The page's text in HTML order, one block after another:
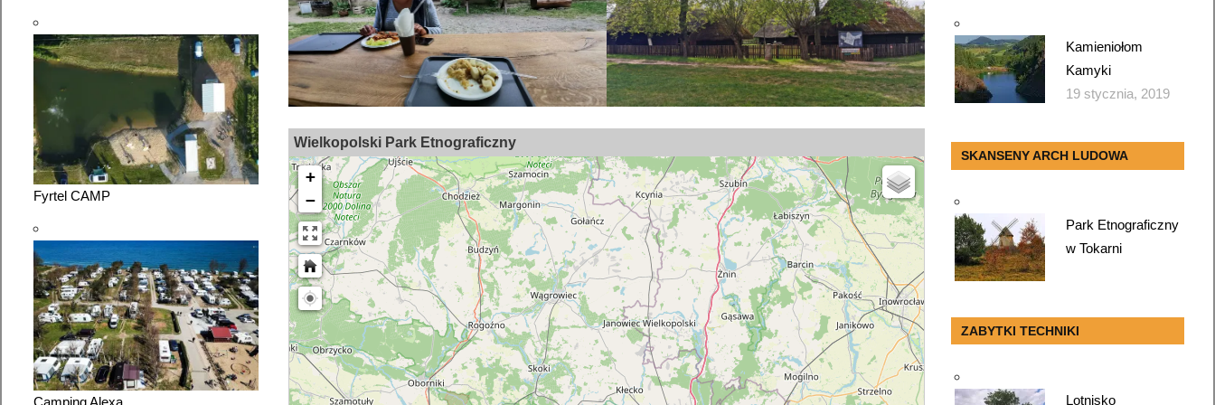
Wielkopolski Park Etnograficzny
+
−
46
89
2
19
85
142
193
Fyrtel CAMP
Kamieniołom
Kamyki
19 stycznia, 2019
SKANSENY ARCH LUDOWA
Park Etnograficzny
w Tokarni
ZABYTKI TECHNIKI
Lotnisko